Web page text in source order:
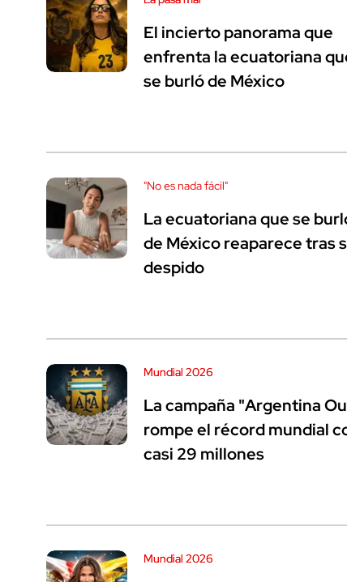
El incierto panorama que
enfrenta la ecuatoriana
se burló de México
"No es nada fácil"
La ecuatoriana que se
de México reaparece tras
despido
Mundial 2026
La campaña "Argentina
rompe el récord mundial
casi 29 millones
Mundial 2026